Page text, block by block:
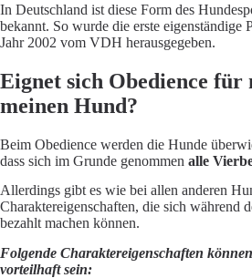
In Deutschland ist diese Form des
bekannt. So wurde die erste eigenständige
Jahr 2002 vom VDH herausgegeben.
Eignet sich Obedience für
meinen Hund?
Beim Obedience werden die Hunde
dass sich im Grunde genommen alle
Allerdings gibt es wie bei allen anderen
Charaktereigenschaften, die sich während
bezahlt machen können.
Folgende Charaktereigenschaften
vorteilhaft sein: